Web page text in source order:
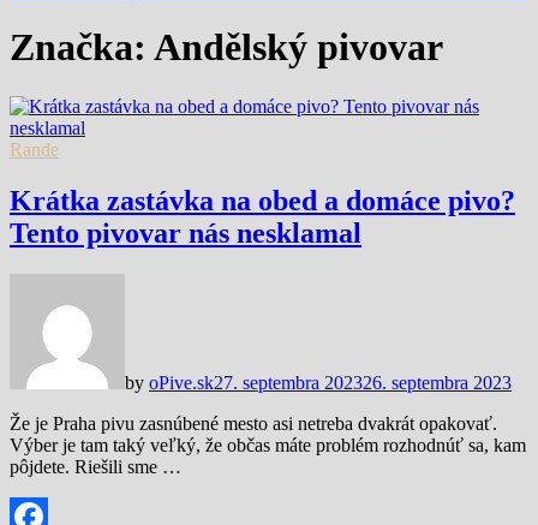
Značka: Andělský pivovar
Rande
Krátka zastávka na obed a domáce pivo?
Tento pivovar nás nesklamal
by oPive.sk27. septembra 202326. septembra 2023
Že je Praha pivu zasnúbené mesto asi netreba dvakrát opakovať.
Výber je tam taký veľký, že občas máte problém rozhodnúť sa, kam
pôjdete. Riešili sme …